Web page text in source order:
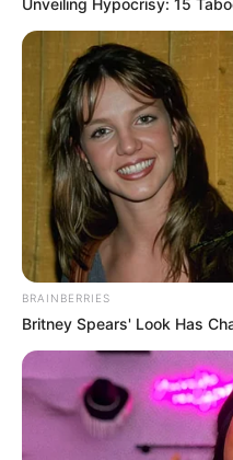
Instagram:@girlsontop_sm
TikTok:@girlsontop_sm
Youtube: –
Member Girl On Top
1. BoA
Unveiling Hypocrisy: 15
BRAINBERRIES
Britney Spears' Look Has